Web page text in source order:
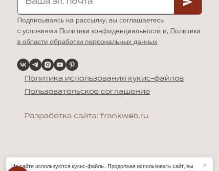
Подписываясь на рассылку, вы соглашаетесь
с условиями Политики конфиденциальности и, Политики
в области обработки персональных данных
Политика использования кукис-файлов
Пользовательское соглашение
Разработка сайта: frankweb.ru
На сайте используются кукис-файлы. Продолжая использовать сайт, вы